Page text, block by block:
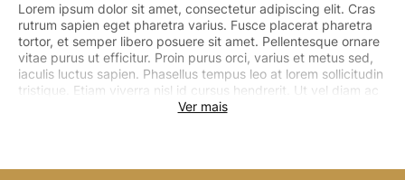
Lorem ipsum dolor sit amet, consectetur adipiscing elit. Cras
rutrum sapien eget pharetra varius. Fusce placerat pharetra
tortor, et semper libero posuere sit amet. Pellentesque ornare
vitae purus ut efficitur. Proin purus orci, varius et metus sed,
iaculis luctus sapien. Phasellus tempus leo at lorem sollicitudin
tristique. Etiam viverra nisl id cursus hendrerit. Ut vel diam ac
tellus commodo pharetra sit amet egestas urna. Lorem ipsum
purus ut efficitur. Proin purus orci, varius et metus sed, iaculis
Ver mais